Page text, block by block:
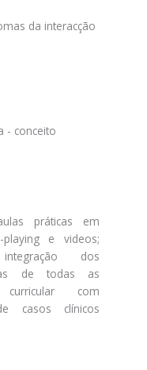
da interacção
- conceito
práticas em
e videos;
dos
de todas as
com
casos clínicos